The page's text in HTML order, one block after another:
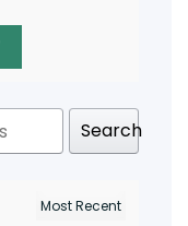
Search